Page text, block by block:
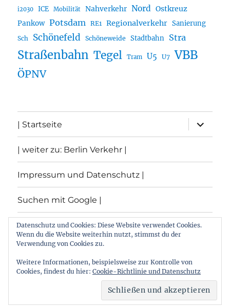
i2030 ICE Mobilität Nahverkehr Nord Ostkreuz
Pankow Potsdam RE1 Regionalverkehr Sanierung
Sch Schönefeld Schöneweide Stadtbahn Stra
Straßenbahn Tegel Tram U5 U7 VBB
ÖPNV
| Startseite
öffnen
| weiter zu: Berlin Verkehr |
Impressum und Datenschutz |
Suchen mit Google |
Themen
Archiv von: Berlin:Verkehr
Stolz präsentiert von
Datenschutz und Cookies: Diese Website verwendet Cookies.
Wenn du die Website weiterhin nutzt, stimmst du der
Verwendung von Cookies zu.
Weitere Informationen, beispielsweise zur Kontrolle von
Cookies, findest du hier: Cookie-Richtlinie und Datenschutz